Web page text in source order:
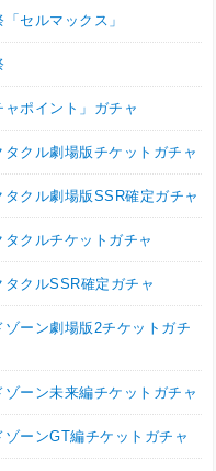
セルマックス」
ャポイント」ガチャ
タクル劇場版チケットガチャ
タクル劇場版SSR確定ガチャ
タクルチケットガチャ
タクルSSR確定ガチャ
ゾーン劇場版2チケットガチ
ゾーン未来編チケットガチャ
ゾーンGT編チケットガチャ